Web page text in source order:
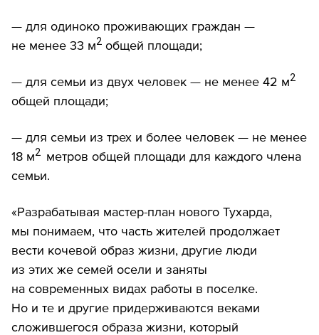
— для одиноко проживающих граждан —
не менее 33 м2 общей площади;
— для семьи из двух человек — не менее 42 м2
общей площади;
— для семьи из трех и более человек — не менее
18 м2 метров общей площади для каждого члена
семьи.
«Разрабатывая мастер-план нового Тухарда,
мы понимаем, что часть жителей продолжает
вести кочевой образ жизни, другие люди
из этих же семей осели и заняты
на современных видах работы в поселке.
Но и те и другие придерживаются веками
сложившегося образа жизни, который